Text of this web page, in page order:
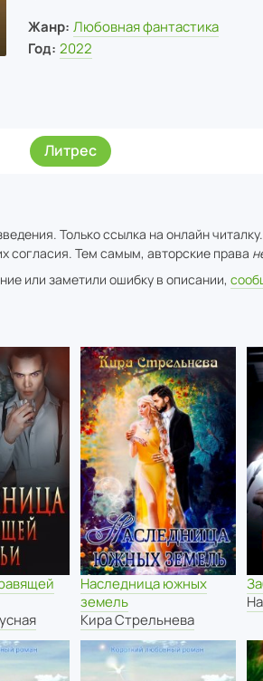
Жанр: Любовная фантастика
Год: 2022
Литрес
Только ссылка на онлайн
согласия. Тем самым, авторские права
или заметили ошибку в описании,
Наследница южных
земель
Кира Стрельнева